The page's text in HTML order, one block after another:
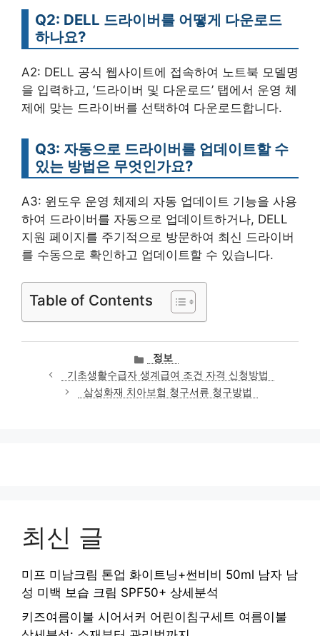
Q2: DELL 드라이버를 어떻게 다운로드
하나요?
A2: DELL 공식 웹사이트에 접속하여 노트북 모델명
을 입력하고, ‘드라이버 및 다운로드’ 탭에서 운영 체
제에 맞는 드라이버를 선택하여 다운로드합니다.
Q3: 자동으로 드라이버를 업데이트할 수
있는 방법은 무엇인가요?
A3: 윈도우 운영 체제의 자동 업데이트 기능을 사용
하여 드라이버를 자동으로 업데이트하거나, DELL
지원 페이지를 주기적으로 방문하여 최신 드라이버
를 수동으로 확인하고 업데이트할 수 있습니다.
Table of Contents
카
테
고
리
정보
기초생활수급자 생계급여 조건 자격 신청방법
삼성화재 치아보험 청구서류 청구방법
최신 글
미프 미남크림 톤업 화이트닝+썬비비 50ml 남자 남
성 미백 보습 크림 SPF50+ 상세분석
키즈여름이불 시어서커 어린이침구세트 여름이불